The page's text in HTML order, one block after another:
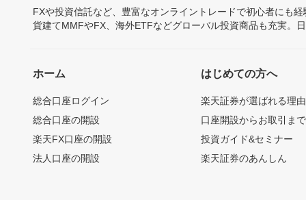
FXや投資信託など、豊富なオンライントレードで初心者にも
貨建てMMFやFX、海外ETFなどグローバル投資商品も充実。
ホーム
総合口座ログイン
総合口座の開設
楽天FX口座の開設
法人口座の開設
はじめての方へ
楽天証券が選ばれる理由
口座開設からお取引ま
投資ガイド&セミナー
楽天証券のあんしん